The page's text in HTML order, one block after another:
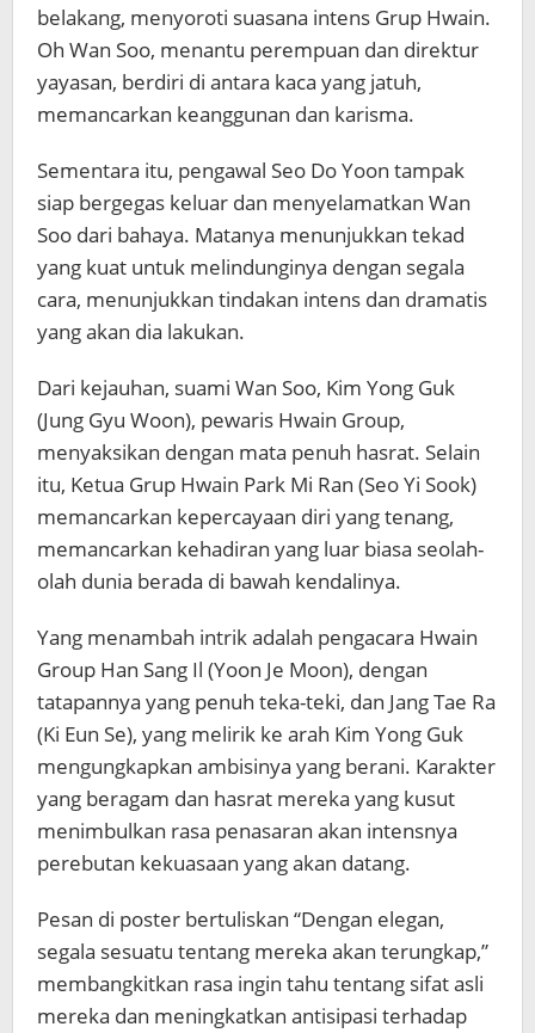
belakang, menyoroti suasana intens Grup Hwain.
Oh Wan Soo, menantu perempuan dan direktur
yayasan, berdiri di antara kaca yang jatuh,
memancarkan keanggunan dan karisma.
Sementara itu, pengawal Seo Do Yoon tampak
siap bergegas keluar dan menyelamatkan Wan
Soo dari bahaya. Matanya menunjukkan tekad
yang kuat untuk melindunginya dengan segala
cara, menunjukkan tindakan intens dan dramatis
yang akan dia lakukan.
Dari kejauhan, suami Wan Soo, Kim Yong Guk
(Jung Gyu Woon), pewaris Hwain Group,
menyaksikan dengan mata penuh hasrat. Selain
itu, Ketua Grup Hwain Park Mi Ran (Seo Yi Sook)
memancarkan kepercayaan diri yang tenang,
memancarkan kehadiran yang luar biasa seolah-
olah dunia berada di bawah kendalinya.
Yang menambah intrik adalah pengacara Hwain
Group Han Sang Il (Yoon Je Moon), dengan
tatapannya yang penuh teka-teki, dan Jang Tae Ra
(Ki Eun Se), yang melirik ke arah Kim Yong Guk
mengungkapkan ambisinya yang berani. Karakter
yang beragam dan hasrat mereka yang kusut
menimbulkan rasa penasaran akan intensnya
perebutan kekuasaan yang akan datang.
Pesan di poster bertuliskan “Dengan elegan,
segala sesuatu tentang mereka akan terungkap,”
membangkitkan rasa ingin tahu tentang sifat asli
mereka dan meningkatkan antisipasi terhadap